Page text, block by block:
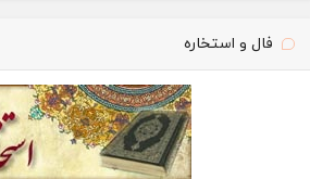
فال و استخاره